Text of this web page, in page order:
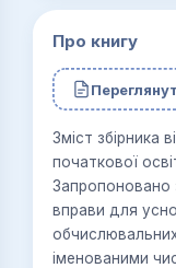
Про книгу
Зміст збірника
початкової
Запропоновано
вправи для
обчислювальних
іменованими